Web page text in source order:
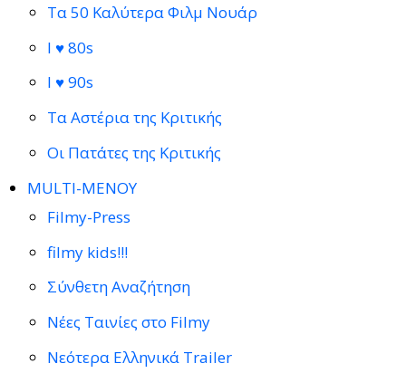
Τα 50 Καλύτερα Φιλμ Νουάρ
I ♥ 80s
I ♥ 90s
Τα Αστέρια της Κριτικής
Οι Πατάτες της Κριτικής
MULTI-ΜΕΝΟΥ
Filmy-Press
filmy kids!!!
Σύνθετη Αναζήτηση
Νέες Ταινίες στο Filmy
Νεότερα Ελληνικά Trailer